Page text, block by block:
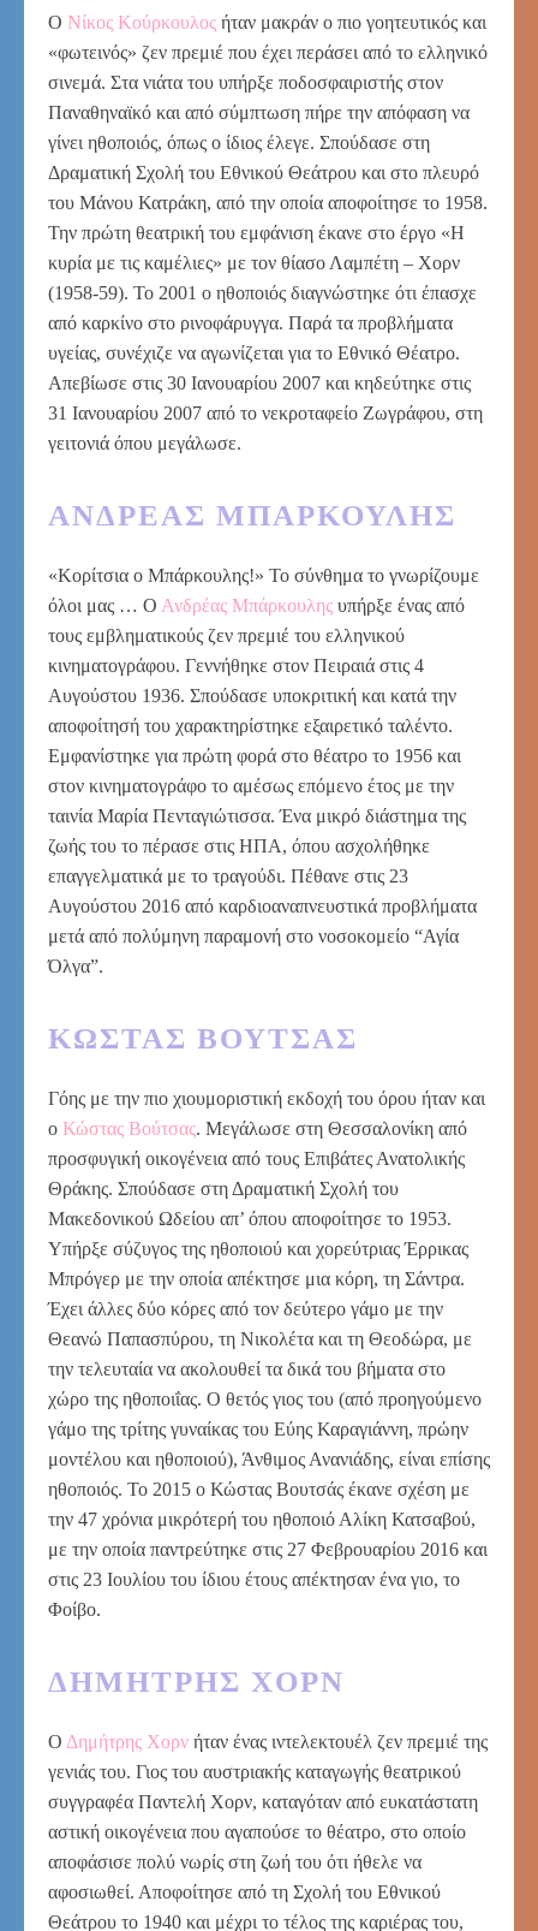
Ο Νίκος Κούρκουλος ήταν μακράν ο πιο γοητευτικός και
«φωτεινός» ζεν πρεμιέ που έχει περάσει από το ελληνικό
σινεμά. Στα νιάτα του υπήρξε ποδοσφαιριστής στον
Παναθηναϊκό και από σύμπτωση πήρε την απόφαση να
γίνει ηθοποιός, όπως ο ίδιος έλεγε. Σπούδασε στη
Δραματική Σχολή του Εθνικού Θεάτρου και στο πλευρό
του Μάνου Κατράκη, από την οποία αποφοίτησε το 1958.
Την πρώτη θεατρική του εμφάνιση έκανε στο έργο «H
κυρία με τις καμέλιες» με τον θίασο Λαμπέτη – Xορν
(1958-59). Το 2001 ο ηθοποιός διαγνώστηκε ότι έπασχε
από καρκίνο στο ρινοφάρυγγα. Παρά τα προβλήματα
υγείας, συνέχιζε να αγωνίζεται για το Εθνικό Θέατρο.
Απεβίωσε στις 30 Ιανουαρίου 2007 και κηδεύτηκε στις
31 Ιανουαρίου 2007 από το νεκροταφείο Ζωγράφου, στη
γειτονιά όπου μεγάλωσε.
ΑΝΔΡΈΑΣ ΜΠΆΡΚΟΥΛΗΣ
«Κορίτσια ο Μπάρκουλης!» Το σύνθημα το γνωρίζουμε
όλοι μας … Ο Ανδρέας Μπάρκουλης υπήρξε ένας από
τους εμβληματικούς ζεν πρεμιέ του ελληνικού
κινηματογράφου. Γεννήθηκε στον Πειραιά στις 4
Αυγούστου 1936. Σπούδασε υποκριτική και κατά την
αποφοίτησή του χαρακτηρίστηκε εξαιρετικό ταλέντο.
Εμφανίστηκε για πρώτη φορά στο θέατρο το 1956 και
στον κινηματογράφο το αμέσως επόμενο έτος με την
ταινία Μαρία Πενταγιώτισσα. Ένα μικρό διάστημα της
ζωής του το πέρασε στις ΗΠΑ, όπου ασχολήθηκε
επαγγελματικά με το τραγούδι. Πέθανε στις 23
Αυγούστου 2016 από καρδιοαναπνευστικά προβλήματα
μετά από πολύμηνη παραμονή στο νοσοκομείο “Αγία
Όλγα”.
ΚΏΣΤΑΣ ΒΟΎΤΣΑΣ
Γόης με την πιο χιουμοριστική εκδοχή του όρου ήταν και
ο Κώστας Βούτσας. Μεγάλωσε στη Θεσσαλονίκη από
προσφυγική οικογένεια από τους Επιβάτες Ανατολικής
Θράκης. Σπούδασε στη Δραματική Σχολή του
Μακεδονικού Ωδείου απ’ όπου αποφοίτησε το 1953.
Υπήρξε σύζυγος της ηθοποιού και χορεύτριας Έρρικας
Μπρόγερ με την οποία απέκτησε μια κόρη, τη Σάντρα.
Έχει άλλες δύο κόρες από τον δεύτερο γάμο με την
Θεανώ Παπασπύρου, τη Νικολέτα και τη Θεοδώρα, με
την τελευταία να ακολουθεί τα δικά του βήματα στο
χώρο της ηθοποιΐας. Ο θετός γιος του (από προηγούμενο
γάμο της τρίτης γυναίκας του Εύης Καραγιάννη, πρώην
μοντέλου και ηθοποιού), Άνθιμος Ανανιάδης, είναι επίσης
ηθοποιός. Το 2015 ο Κώστας Βουτσάς έκανε σχέση με
την 47 χρόνια μικρότερή του ηθοποιό Αλίκη Κατσαβού,
με την οποία παντρεύτηκε στις 27 Φεβρουαρίου 2016 και
στις 23 Ιουλίου του ίδιου έτους απέκτησαν ένα γιο, το
Φοίβο.
ΔΗΜΉΤΡΗΣ ΧΟΡΝ
Ο Δημήτρης Χορν ήταν ένας ιντελεκτουέλ ζεν πρεμιέ της
γενιάς του. Γιος του αυστριακής καταγωγής θεατρικού
συγγραφέα Παντελή Χορν, καταγόταν από ευκατάστατη
αστική οικογένεια που αγαπούσε το θέατρο, στο οποίο
αποφάσισε πολύ νωρίς στη ζωή του ότι ήθελε να
αφοσιωθεί. Αποφοίτησε από τη Σχολή του Εθνικού
Θεάτρου το 1940 και μέχρι το τέλος της καριέρας του,